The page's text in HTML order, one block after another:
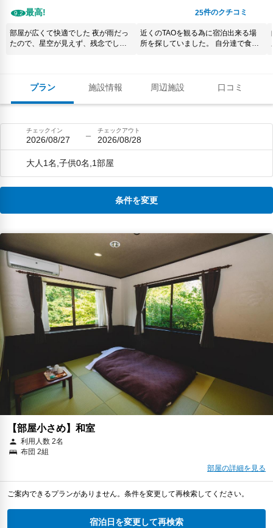
プラン 施設情報 周辺施設 口コミ
9.2 最高! 25件のクチコミ
部屋が広くて快適でした 夜が雨だっ
たので、星空が見えず、残念でした
近くのTAOを観る為に宿泊出来る場
所を探していました。 自分達で食料
ります。 温泉も内湯と外湯があり清
ます。綺麗です。 夜は天気が良けれ
的には部屋にトイレ設置が有る部屋
では無く共同のトイレの方のプラン
共同のトイレは清潔でウォシュレッ
トタイプのトイレがきちんと設置し
てあるので そちらのプランで良いと
チェックイン
2026/08/27
チェックアウト
2026/08/28
大人1名,子供0名,1部屋
条件を変更
【部屋小さめ】和室
利用人数 2名
布団 2組
部屋の詳細を見る
ご案内できるプランがありません。条件を変更して再検索してください。
宿泊日を変更して再検索